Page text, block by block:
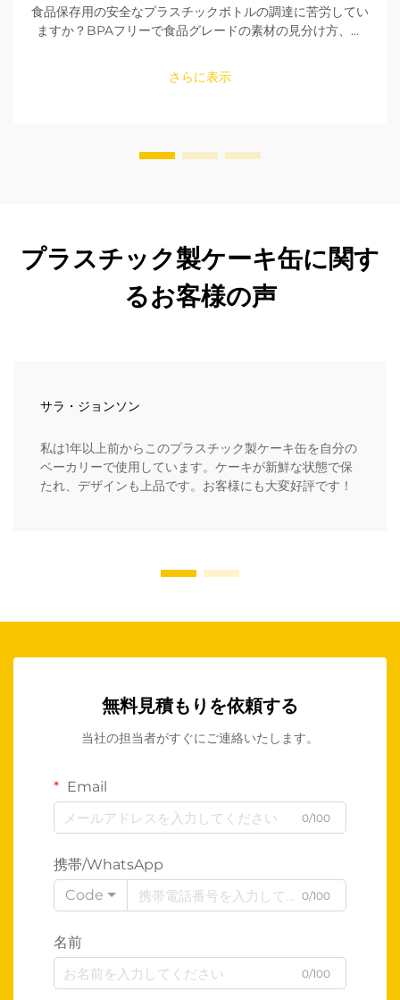
食品保存用の安全なプラスチックボトルの調達に苦労してい
ますか？BPAフリーで食品グレードの素材の見分け方、シ
FDAおよびEU規格への適合性を確保してください。今すぐ
読む。
さらに表示
プラスチック製ケーキ缶に関す
るお客様の声
サラ・ジョンソン
私は1年以上前からこのプラスチック製ケーキ缶を自分の
ベーカリーで使用しています。ケーキが新鮮な状態で保
たれ、デザインも上品です。お客様にも大変好評です！
無料見積もりを依頼する
当社の担当者がすぐにご連絡いたします。
Email
0/100
携帯/WhatsApp
Code
0/100
名前
0/100